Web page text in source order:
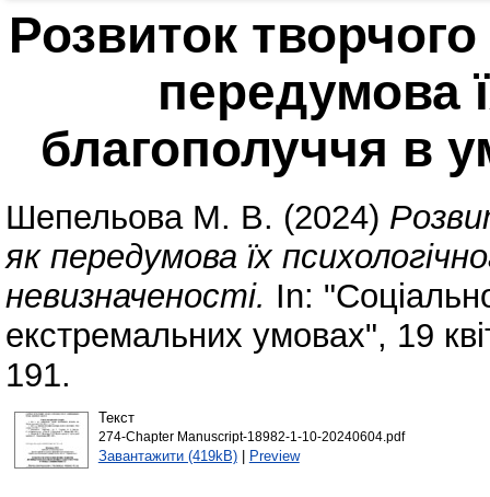
Розвиток
передумова
благополуччя в
Шепельова М. В. (2024)
як передумова їх
невизначеності. In:
екстремальних умовах", 19
191.
Текст
274-Chapter Manuscript-18982-1-10-20240604.pdf
Завантажити (419kB)| Preview